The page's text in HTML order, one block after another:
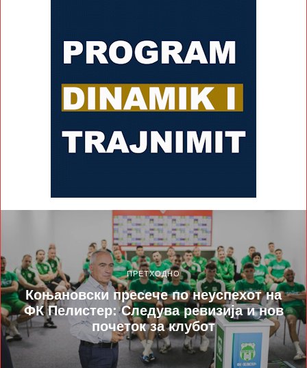
ПРЕТХОДНО
Коњановски пресече по неуспехот на
ФК Пелистер: Следува ревизија и нов
почеток за клубот